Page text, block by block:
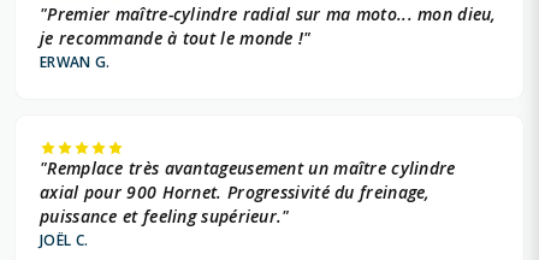
"Premier maître-cylindre radial sur ma moto... mon dieu,
je recommande à tout le monde !"
ERWAN G.
"Remplace très avantageusement un maître cylindre
axial pour 900 Hornet. Progressivité du freinage,
puissance et feeling supérieur."
JOËL C.